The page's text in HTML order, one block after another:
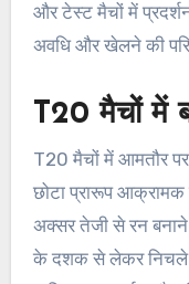
और टेस्ट मैचों में
अवधि और खेलने की
T20 मैचों में
T20 मैचों में आमतौर
छोटा प्रारूप आक्रामक
अक्सर तेजी से रन
के दशक से लेकर निचले